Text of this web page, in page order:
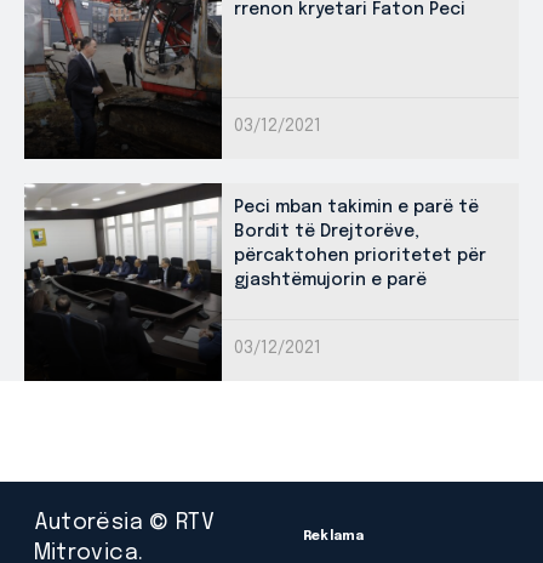
rrenon kryetari Faton Peci
03/12/2021
Peci mban takimin e parë të
Bordit të Drejtorëve,
përcaktohen prioritetet për
gjashtëmujorin e parë
03/12/2021
Autorësia © RTV
Mitrovica.
Reklama